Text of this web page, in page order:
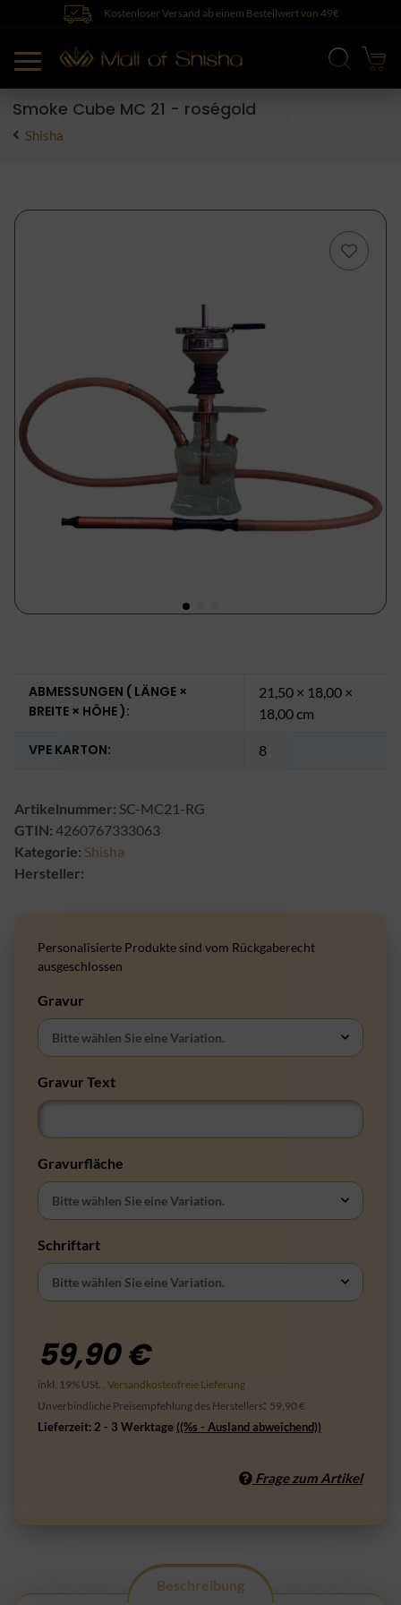
Kostenloser Versand ab einem Bestellwert von 49€
Smoke Cube MC 21 - roségold
Shisha
ABMESSUNGEN ( LÄNGE ×
BREITE × HÖHE ):
21,50 × 18,00 ×
18,00 cm
VPE KARTON: 8
Artikelnummer: SC-MC21-RG
GTIN: 4260767333063
Kategorie: Shisha
Hersteller:
Personalisierte Produkte sind vom Rückgaberecht
ausgeschlossen
Gravur
Bitte wählen Sie eine Variation.
Gravur Text
Gravur Text
Gravurfläche
Bitte wählen Sie eine Variation.
Schriftart
Bitte wählen Sie eine Variation.
59,90 €
inkl. 19% USt. , Versandkostenfreie Lieferung
Unverbindliche Preisempfehlung des Herstellers: 59,90 €
Lieferzeit: 2 - 3 Werktage ((%s - Ausland abweichend))
Frage zum Artikel
Beschreibung